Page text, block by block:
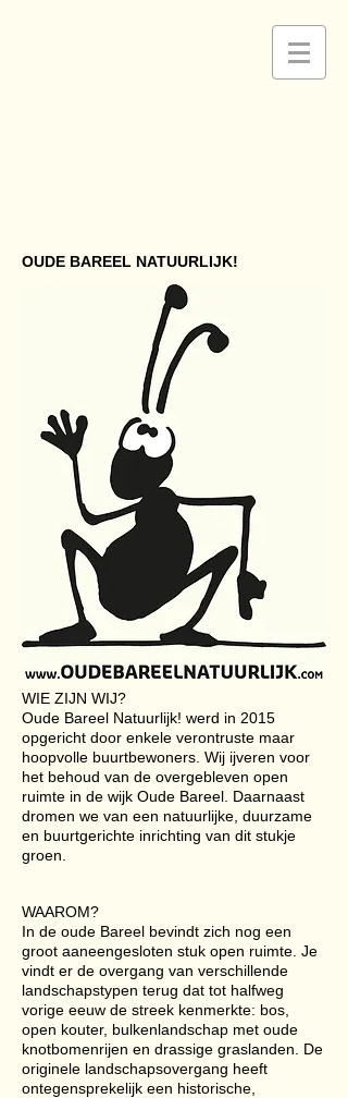
OUDE BAREEL NATUURLIJK!
WIE ZIJN WIJ?
Oude Bareel Natuurlijk! werd in 2015
opgericht door enkele verontruste maar
hoopvolle buurtbewoners. Wij ijveren voor
het behoud van de overgebleven open
ruimte in de wijk Oude Bareel. Daarnaast
dromen we van een natuurlijke, duurzame
en buurtgerichte inrichting van dit stukje
groen.
WAAROM?
In de oude Bareel bevindt zich nog een
groot aaneengesloten stuk open ruimte. Je
vindt er de overgang van verschillende
landschapstypen terug dat tot halfweg
vorige eeuw de streek kenmerkte: bos,
open kouter, bulkenlandschap met oude
knotbomenrijen en drassige graslanden. De
originele landschapsovergang heeft
ontegensprekelijk een historische,